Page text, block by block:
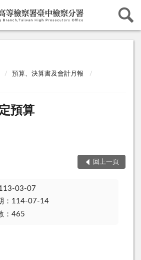
預算、決算書及會計月報
預算
回上一頁
03-07
：114-07-14
：465